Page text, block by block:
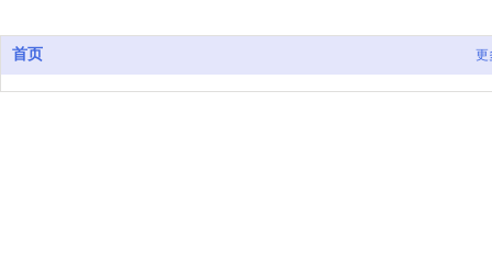
首页 更